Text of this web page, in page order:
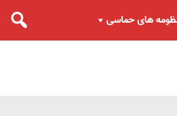
های حماسی